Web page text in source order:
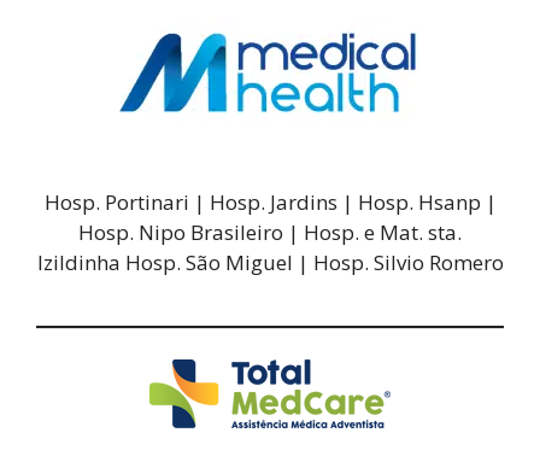
Hosp. Portinari | Hosp. Jardins | Hosp. Hsanp |
Hosp. Nipo Brasileiro | Hosp. e Mat. sta.
Izildinha Hosp. São Miguel | Hosp. Silvio Romero